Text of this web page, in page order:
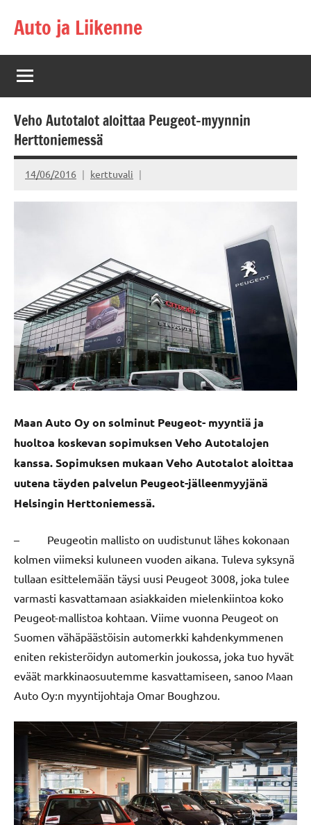
Auto ja Liikenne
Veho Autotalot aloittaa Peugeot-myynnin
Herttoniemessä
14/06/2016 kerttuvali
Maan Auto Oy on solminut Peugeot- myyntiä ja
huoltoa koskevan sopimuksen Veho Autotalojen
kanssa. Sopimuksen mukaan Veho Autotalot aloittaa
uutena täyden palvelun Peugeot-jälleenmyyjänä
Helsingin Herttoniemessä.
– Peugeotin mallisto on uudistunut lähes kokonaan
kolmen viimeksi kuluneen vuoden aikana. Tuleva syksynä
tullaan esittelemään täysi uusi Peugeot 3008, joka tulee
varmasti kasvattamaan asiakkaiden mielenkiintoa koko
Peugeot-mallistoa kohtaan. Viime vuonna Peugeot on
Suomen vähäpäästöisin automerkki kahdenkymmenen
eniten rekisteröidyn automerkin joukossa, joka tuo hyvät
eväät markkinaosuutemme kasvattamiseen, sanoo Maan
Auto Oy:n myyntijohtaja Omar Boughzou.